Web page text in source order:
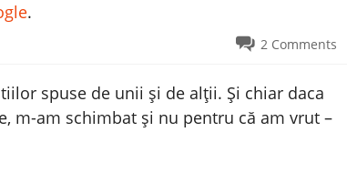
.
2 Comments
spuse de unii și de alţii. Și chiar daca
m-am schimbat și nu pentru că am vrut –